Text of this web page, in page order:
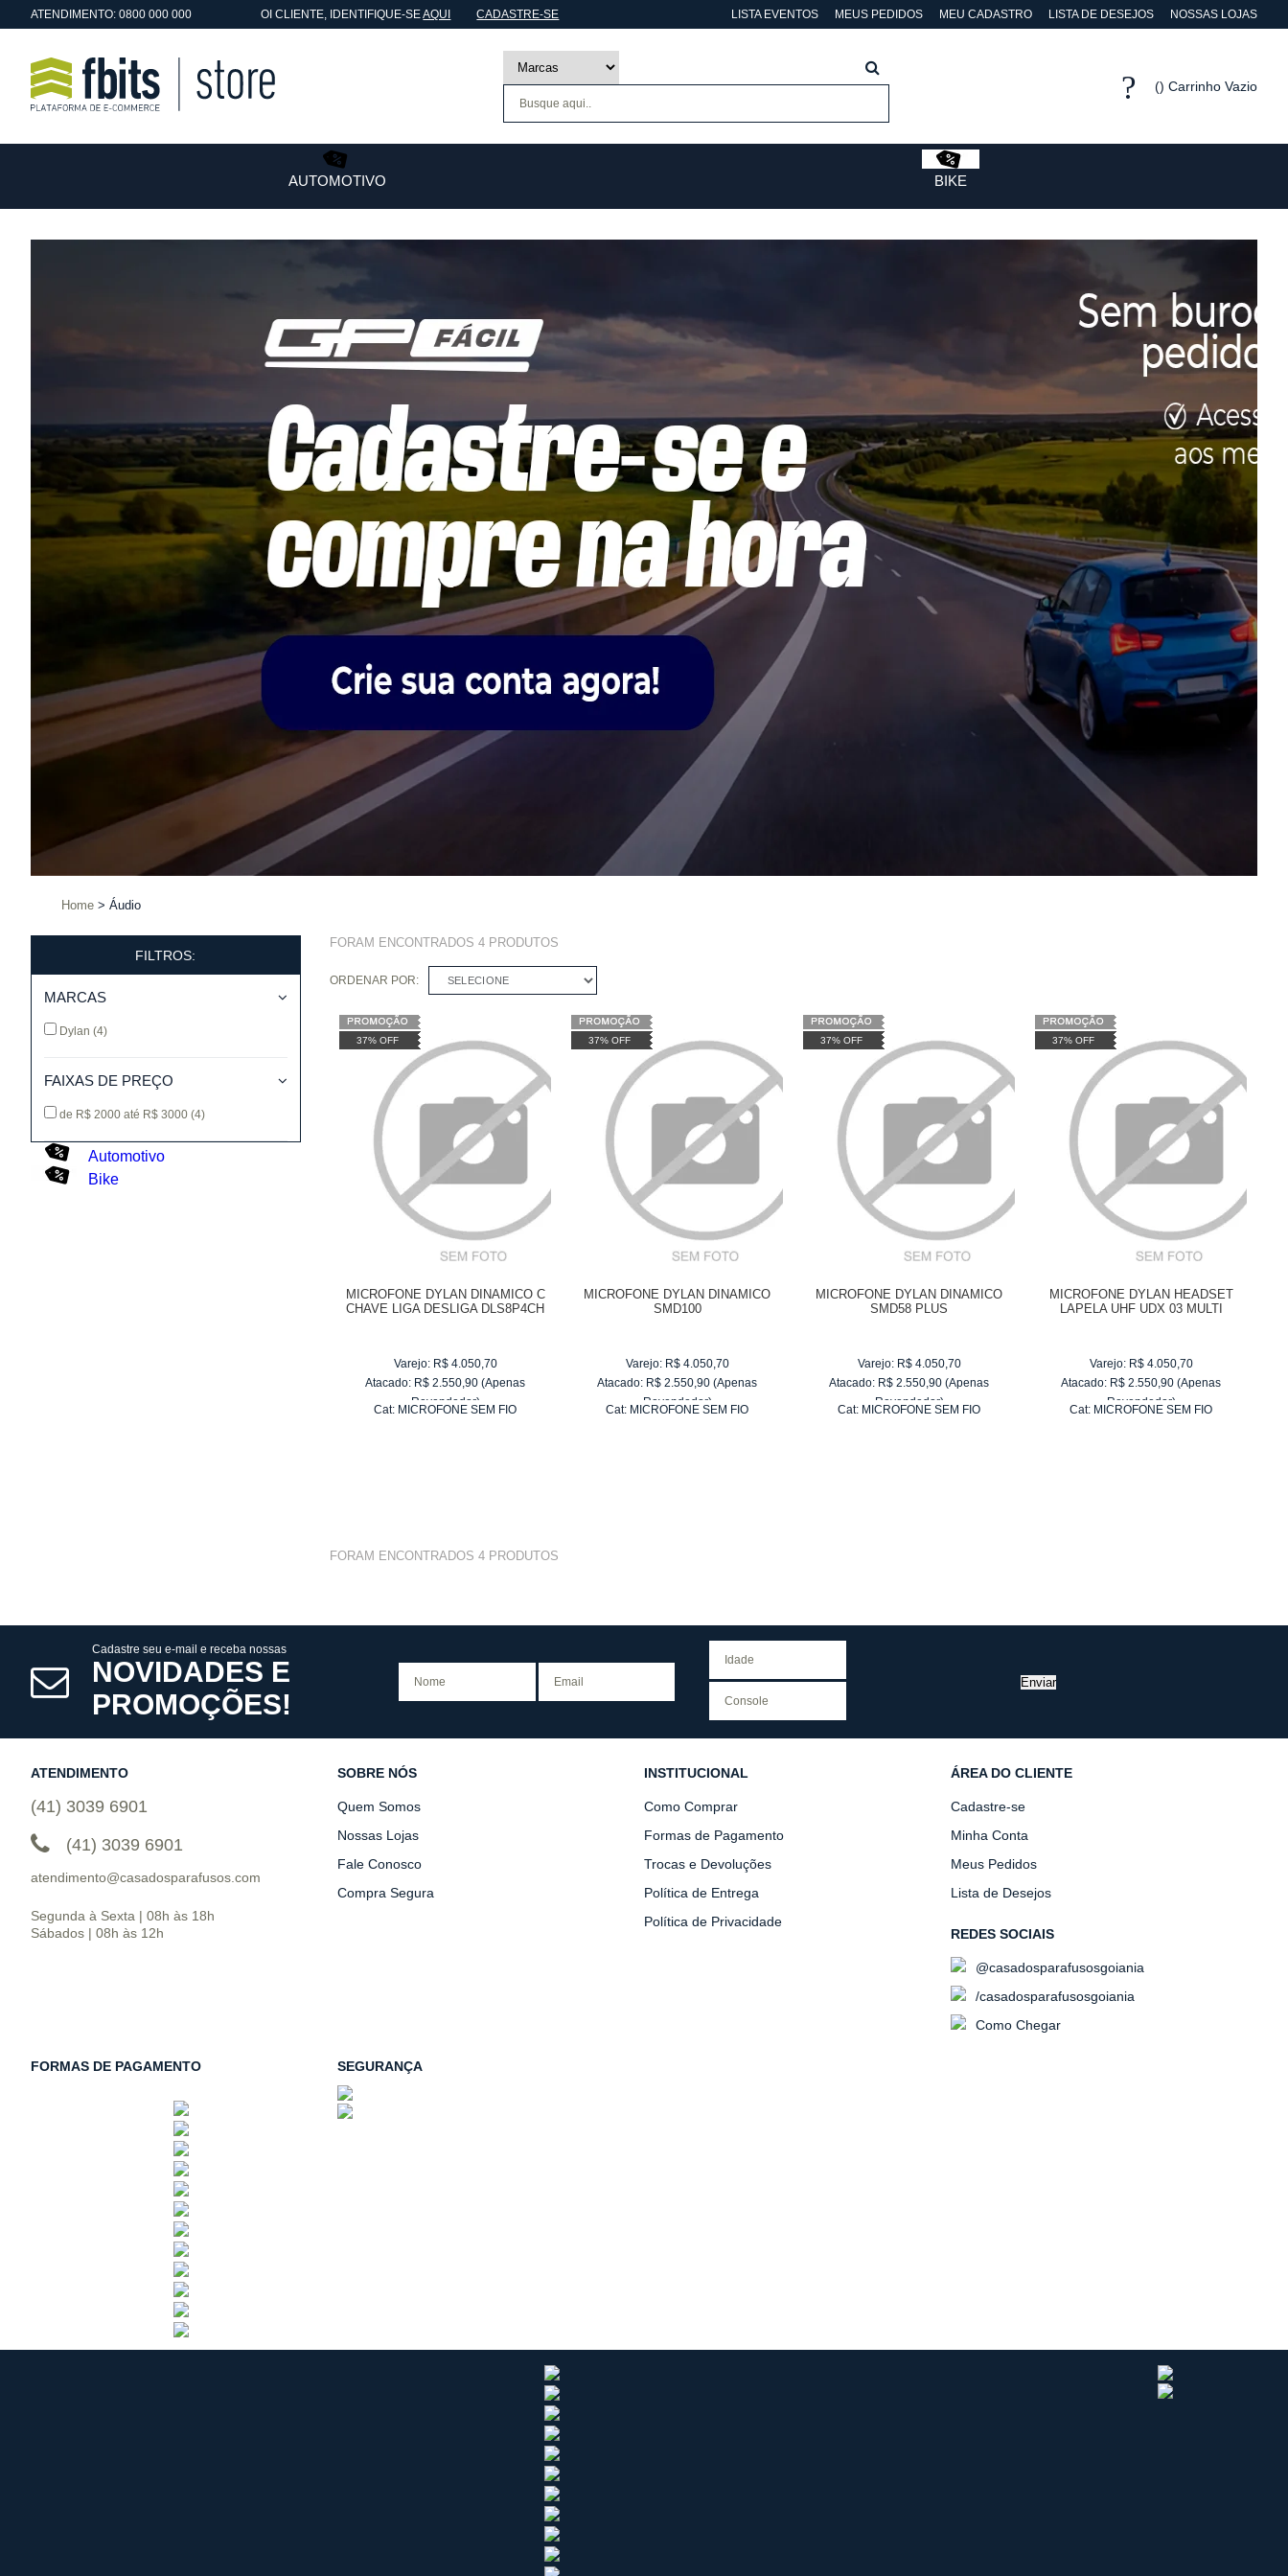
ATENDIMENTO: 0800 000 000 OICLIENTE, IDENTIFIQUE-SEAQUI CADASTRE-SE LISTA EVENTOS MEUS PEDIDOS MEU CADASTRO LISTA DE DESEJOS NOSSAS LOJAS
Carrinho Vazio
AUTOMOTIVO BIKE
Home Áudio
FILTROS:
MARCAS
Dylan (4)
FAIXAS DE PREÇO
de R$ 2000 até R$ 3000 (4)
Automotivo
Bike
FORAM ENCONTRADOS 4PRODUTOS
ORDENAR POR: SELECIONE
37% OFF
MICROFONE DYLAN DINAMICO C
CHAVE LIGA DESLIGA DLS8P4CH
Varejo: R$ 4.050,70
Atacado: R$ 2.550,90 (Apenas
Revendedor)
Cat: MICROFONE SEM FIO
37% OFF
MICROFONE DYLAN DINAMICO
SMD100
Varejo: R$ 4.050,70
Atacado: R$ 2.550,90 (Apenas
Revendedor)
Cat: MICROFONE SEM FIO
37% OFF
MICROFONE DYLAN DINAMICO
SMD58 PLUS
Varejo: R$ 4.050,70
Atacado: R$ 2.550,90 (Apenas
Revendedor)
Cat: MICROFONE SEM FIO
37% OFF
MICROFONE DYLAN HEADSET
LAPELA UHF UDX 03 MULTI
Varejo: R$ 4.050,70
Atacado: R$ 2.550,90 (Apenas
Revendedor)
Cat: MICROFONE SEM FIO
FORAM ENCONTRADOS 4PRODUTOS
Cadastre seu e-mail e receba nossas
NOVIDADES E
PROMOÇÕES!
Enviar
ATENDIMENTO
(41) 3039 6901
(41) 3039 6901
atendimento@casadosparafusos.com
Segunda à Sexta | 08h às 18h
Sábados | 08h às 12h
SOBRE NÓS
Quem Somos
Nossas Lojas
Fale Conosco
Compra Segura
INSTITUCIONAL
Como Comprar
Formas de Pagamento
Trocas e Devoluções
Política de Entrega
Política de Privacidade
ÁREA DO CLIENTE
Cadastre-se
Minha Conta
Meus Pedidos
Lista de Desejos
REDES SOCIAIS
@casadosparafusosgoiania
/casadosparafusosgoiania
Como Chegar
FORMAS DE PAGAMENTO SEGURANÇA